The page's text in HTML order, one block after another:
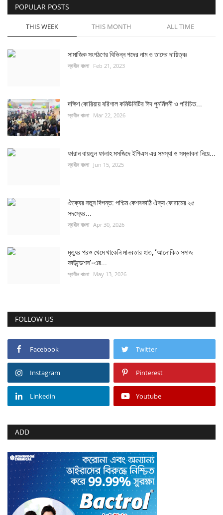
POPULAR POSTS
THIS WEEK THIS MONTH ALL TIME
সামাজিক সংগঠণের বিভিন্ন পদের নাম ও তাদের দায়িত্বঃ
স্বাধীন বাংলা Feb 21, 2023
দক্ষিণ কোরিয়ায় বরিশাল কমিউনিটির ঈদ পুনর্মিলনী ও পরিচিত...
স্বাধীন বাংলা Mar 22, 2026
ফারান বায়তুল ফালাহ মসজিদে ইপিএস এর সমস্যা ও সম্ভাবনা নিয়ে...
স্বাধীন বাংলা Jun 15, 2025
ঐক্যের নতুন দিগন্ত: পশ্চিম কেশবকাঠি ঐক্য ফোরামের ২৫
সদস্যের...
স্বাধীন বাংলা Apr 30, 2026
মৃত্যুর পরও থেমে থাকেনি মানবতার হাত, ‘আলোকিত সমাজ
ফাউন্ডেশন’-এর...
স্বাধীন বাংলা May 13, 2026
FOLLOW US
Facebook Twitter
Instagram Pinterest
Linkedin Youtube
ADD